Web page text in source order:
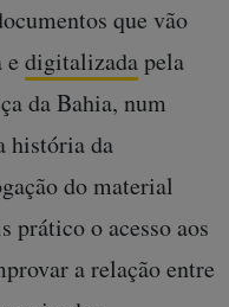
que vão
e digitalizadapela
da Bahia, num
história da
do material
prático o acesso aos
a relação entre